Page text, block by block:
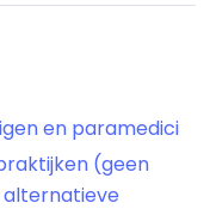
en paramedici
(geen